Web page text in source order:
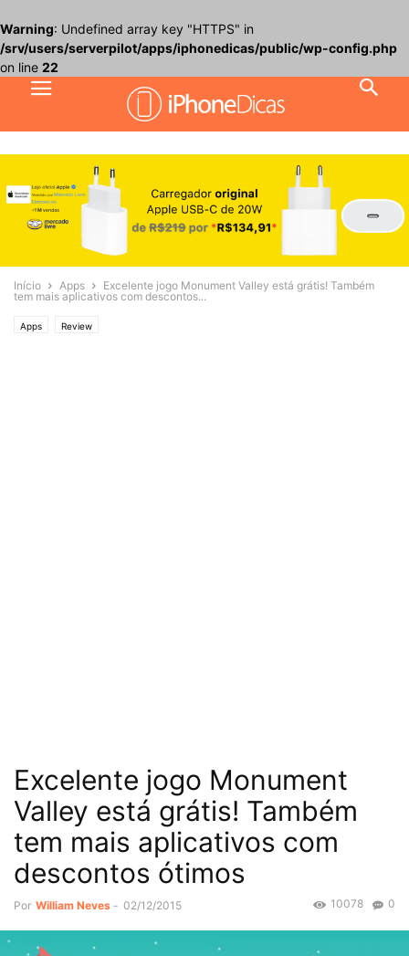
Warning: Undefined array key "HTTPS" in
/srv/users/serverpilot/apps/iphonedicas/public/wp-config.php
on line 22
Início Apps
Excelente jogo Monument Valley está grátis! Também
tem mais aplicativos com descontos...
Apps Review
Excelente jogo Monument
Valley está grátis! Também
tem mais aplicativos com
descontos ótimos
Por William Neves - 02/12/2015 0
10078